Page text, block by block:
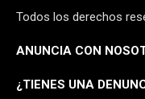
Todos los derechos
ANUNCIA CON
¿TIENES UNA